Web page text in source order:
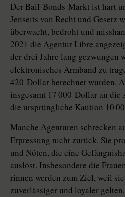
Der Bail-Bonds-Markt ist hart
Jenseits von Recht und Gesetz
überwacht, bedroht und
2021 die Agentur Libre
der drei Jahre lang gezwungen
elektronisches Armband zu
420 Dollar berechnet wurden.
insgesamt 17 000 Dollar an
die ursprüngliche Kaution 10
Manche Agenturen schrecken
Erpressung nicht zurück. Sie
und Nöten, die eine
auslöst. Insbesondere die
rin­nen werden zum Ziel, weil
zuverlässiger und loyaler gelten.